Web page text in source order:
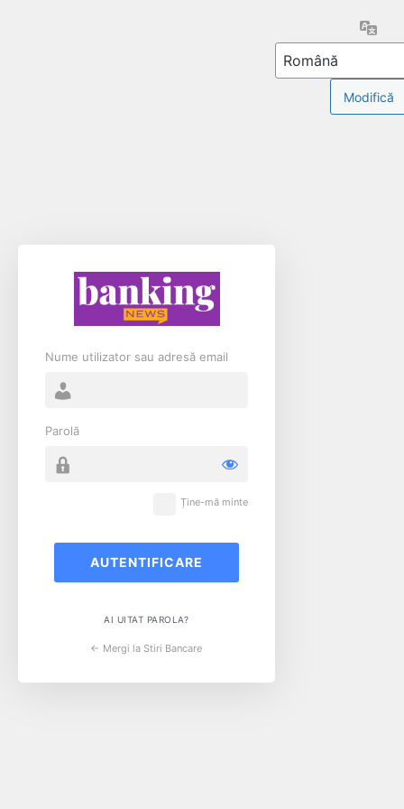
Nume utilizator sau adresă email
Parolă
Ține-mă minte
AI UITAT PAROLA?
← Mergi la Stiri Bancare